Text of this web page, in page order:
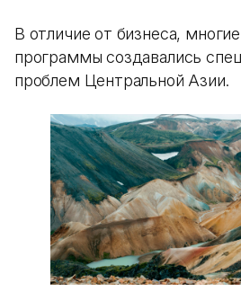
В отличие от бизнеса,
программы создавались
проблем Центральной Азии.